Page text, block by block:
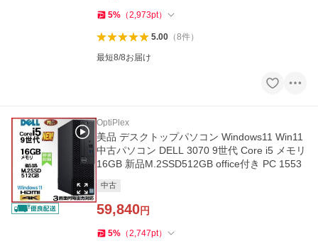
5% （2,973pt）
5.00（8件）
最短8/8お届け
OptiPlex
美品 デスクトップパソコン Windows11 Win11
中古パソコン DELL 3070 9世代 Core i5 メモリ
16GB 新品M.2SSD512GB office付き PC 1553
中古
59,840円
5% （2,747pt）